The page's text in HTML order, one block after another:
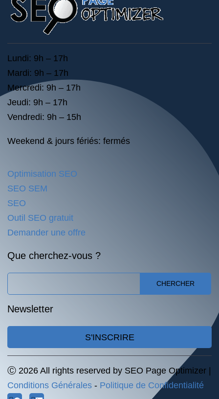
Lundi: 9h – 17h
Mardi: 9h – 17h
Mercredi: 9h – 17h
Jeudi: 9h – 17h
Vendredi: 9h – 15h
Weekend & jours fériés: fermés
Optimisation SEO
SEO SEM
SEO
Outil SEO gratuit
Demander une offre
Que cherchez-vous ?
CHERCHER
Newsletter
S'INSCRIRE
Ⓒ 2026 All rights reserved by SEO Page Optimizer |
Conditions Générales - Politique de Confidentialité